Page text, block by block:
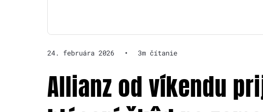
24. februára 2026 • 3m čítanie
Allianz od víkendu